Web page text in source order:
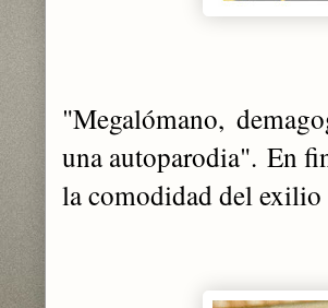
"Megalómano,
una autoparodia". En
la comodidad del exilio